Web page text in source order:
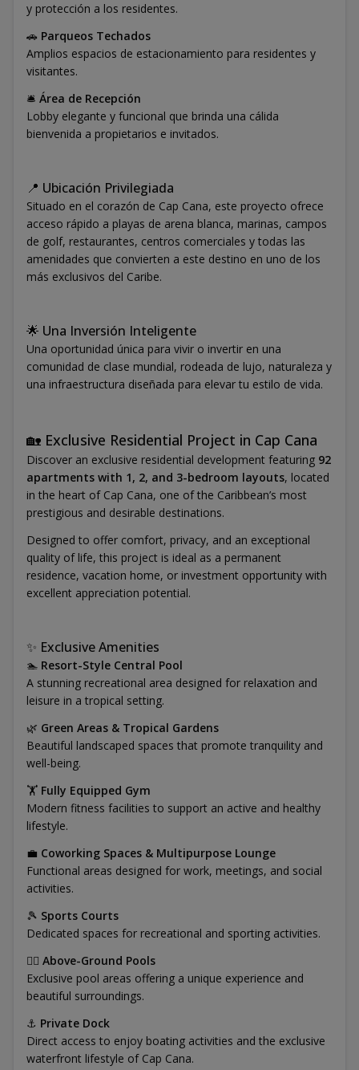
y protección a los residentes.
🚗 Parqueos Techados
Amplios espacios de estacionamiento para residentes y
visitantes.
🛎️ Área de Recepción
Lobby elegante y funcional que brinda una cálida
bienvenida a propietarios e invitados.
📍 Ubicación Privilegiada
Situado en el corazón de Cap Cana, este proyecto ofrece
acceso rápido a playas de arena blanca, marinas, campos
de golf, restaurantes, centros comerciales y todas las
amenidades que convierten a este destino en uno de los
más exclusivos del Caribe.
🌟 Una Inversión Inteligente
Una oportunidad única para vivir o invertir en una
comunidad de clase mundial, rodeada de lujo, naturaleza y
una infraestructura diseñada para elevar tu estilo de vida.
🏡 Exclusive Residential Project in Cap Cana
Discover an exclusive residential development featuring 92
apartments with 1, 2, and 3-bedroom layouts, located
in the heart of Cap Cana, one of the Caribbean’s most
prestigious and desirable destinations.
Designed to offer comfort, privacy, and an exceptional
quality of life, this project is ideal as a permanent
residence, vacation home, or investment opportunity with
excellent appreciation potential.
✨ Exclusive Amenities
🏊 Resort-Style Central Pool
A stunning recreational area designed for relaxation and
leisure in a tropical setting.
🌿 Green Areas & Tropical Gardens
Beautiful landscaped spaces that promote tranquility and
well-being.
🏋️ Fully Equipped Gym
Modern fitness facilities to support an active and healthy
lifestyle.
💼 Coworking Spaces & Multipurpose Lounge
Functional areas designed for work, meetings, and social
activities.
🎾 Sports Courts
Dedicated spaces for recreational and sporting activities.
🏊‍♂️ Above-Ground Pools
Exclusive pool areas offering a unique experience and
beautiful surroundings.
⚓ Private Dock
Direct access to enjoy boating activities and the exclusive
waterfront lifestyle of Cap Cana.